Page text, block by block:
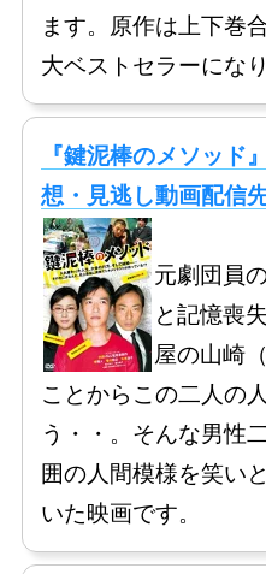
ます。原作は上下巻
大ベストセラーにな
『鍵泥棒のメソッド
想・見逃し動画配信
元劇団員
と記憶喪
屋の山崎
ことからこの二人の
う・・。そんな男性
囲の人間模様を笑い
いた映画です。